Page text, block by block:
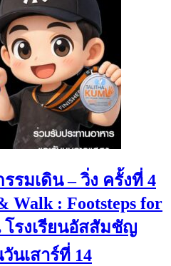
รมเดิน – วิ่ง ครั้งที่ 4
Walk : Footsteps for
โรงเรียนอัสสัมชัญ
นเสาร์ที่ 14